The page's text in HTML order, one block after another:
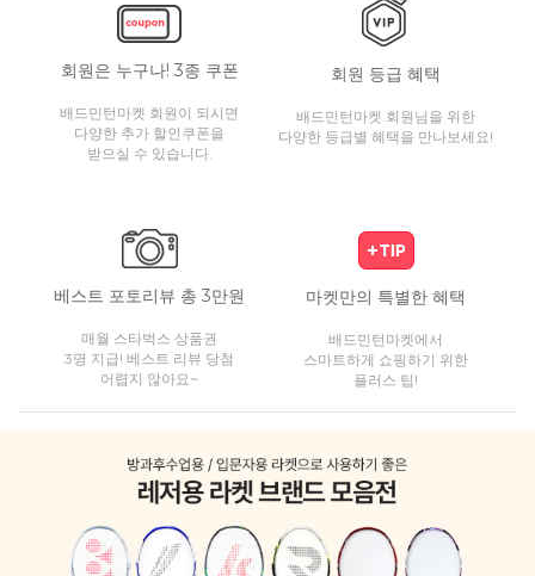
회원은 누구나! 3종 쿠폰
배드민턴마켓 회원이 되시면
다양한 추가 할인쿠폰을
받으실 수 있습니다.
회원 등급 혜택
배드민턴마켓 회원님을 위한
다양한 등급별 혜택을 만나보세요!
베스트 포토리뷰 총 3만원
매월 스타벅스 상품권
3명 지급! 베스트 리뷰 당첨
어렵지 않아요~
마켓만의 특별한 혜택
배드민턴마켓에서
스마트하게 쇼핑하기 위한
플러스 팁!